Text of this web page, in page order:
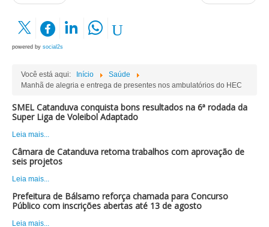
powered by social2s
Você está aqui: Início
Saúde
Manhã de alegria e entrega de presentes nos ambulatórios do HEC
SMEL Catanduva conquista bons resultados na 6ª rodada da
Super Liga de Voleibol Adaptado
Leia mais...
Câmara de Catanduva retoma trabalhos com aprovação de
seis projetos
Leia mais...
Prefeitura de Bálsamo reforça chamada para Concurso
Público com inscrições abertas até 13 de agosto
Leia mais...